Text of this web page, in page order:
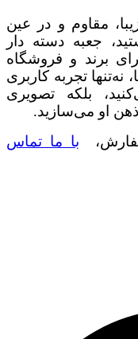
مقاوم و در عین
جعبه دسته دار
برند و فروشگاه
نه‌تنها تجربه کاربری
بلکه تصویری
ذهن او می‌سازید.
با ما تماس